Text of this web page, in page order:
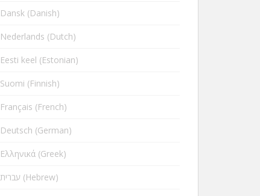
Dansk (Danish)
Nederlands (Dutch)
Eesti keel (Estonian)
Suomi (Finnish)
Français (French)
Deutsch (German)
Ελληνικά (Greek)
עברית (Hebrew)